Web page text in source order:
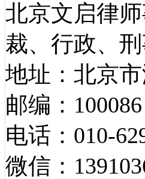
北京文启律
裁、行政、
地址：北京
邮编：100086
电话：010-
微信：